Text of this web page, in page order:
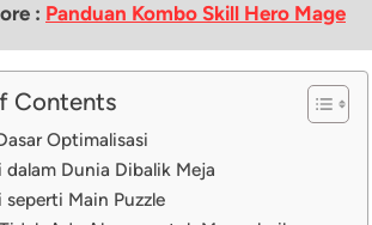
: Panduan Kombo Skill Hero Mage
Contents
Optimalisasi
dalam Dunia Dibalik Meja
seperti Main Puzzle